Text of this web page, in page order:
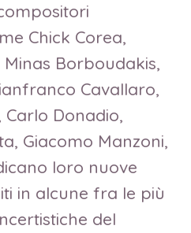
Chick Corea,
Borboudakis,
Cavallaro,
Carlo Donadio,
Giacomo Manzoni,
loro nuove
in alcune fra le più
del